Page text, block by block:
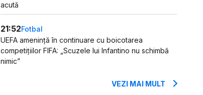
acută
21:52Fotbal
UEFA amenință în continuare cu boicotarea
competițiilor FIFA: „Scuzele lui Infantino nu schimbă
nimic”
VEZI MAI MULT